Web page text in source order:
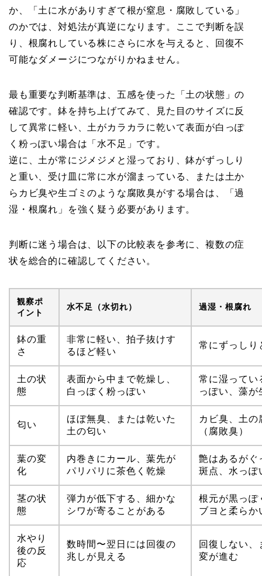
か、「土に水がありすぎて根が窒息・腐敗している」
のかでは、対処法が真逆になります。ここで判断を誤
り、根腐れしている株にさらに水を与えると、回復不
可能なダメージにつながりかねません。
最も重要な判断基準は、五感を使った「土の状態」の
確認です。鉢を持ち上げてみて、見た目のサイズに反
して異常に軽い、土がカラカラに乾いて表面が白っぽ
く粉っぽい場合は「水不足」です。
逆に、土が常にジメジメと湿っており、鉢がずっしり
と重い、受け皿に常に水が溜まっている、または土か
らカビ臭や生ゴミのような腐敗臭がする場合は、「過
湿・根腐れ」を強く疑う必要があります。
判断に迷う場合は、以下の比較表を参考に、複数の症
状を総合的に確認してください。
観察ポ
イント
水不足（水切れ） 過湿・根腐れ
鉢の重
さ
非常に軽い、拍子抜けす
るほど軽い
常にずっしり
土の状
態
表面から中まで乾燥し、
白っぽく粉っぽい
常に湿ってい
っぽい、藻が
匂い
ほぼ無臭、または乾いた
土の匂い
カビ臭、土
（腐敗臭）
葉の変
化
内巻きにカール、葉先が
パリパリに茶色く乾燥
艶はあるがぐ
斑点、水っぽ
茎の状
態
弾力が低下する、細かな
シワが寄ることがある
根元が黒っぽ
ブヨと柔らか
水やり
後の反
応
数時間〜翌日には回復の
兆しが見える
回復しない
変が進む